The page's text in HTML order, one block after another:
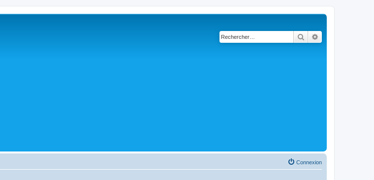
Rechercher
Connexion